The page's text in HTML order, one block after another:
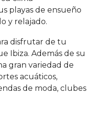
playas de ensueño
y relajado.
disfrutar de tu
Ibiza. Además de su
gran variedad de
acuáticos,
de moda, clubes